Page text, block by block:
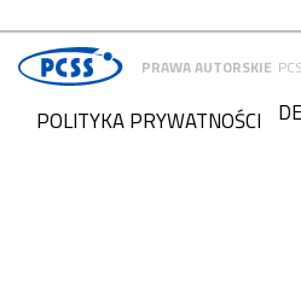
PRAWA AUTORSKIE
POLITYKA PRYWATNOŚCI